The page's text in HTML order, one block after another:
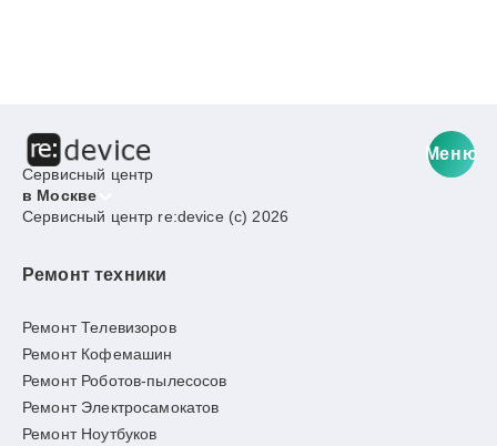
Сервисный центр
в Москве
Меню
Сервисный центр re:device (c) 2026
Ремонт техники
Ремонт Телевизоров
Ремонт Кофемашин
Ремонт Роботов-пылесосов
Ремонт Электросамокатов
Ремонт Ноутбуков